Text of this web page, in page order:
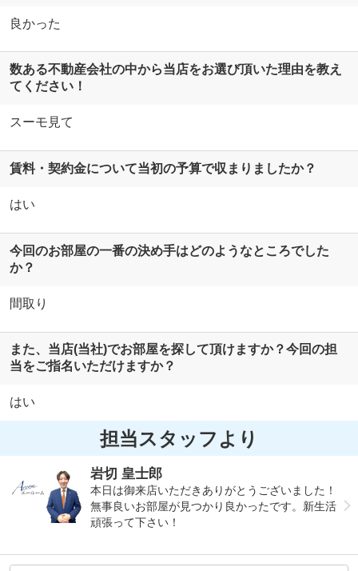
良かった
数ある不動産会社の中から当店をお選び頂いた理由を教え
てください！
スーモ見て
賃料・契約金について当初の予算で収まりましたか？
はい
今回のお部屋の一番の決め手はどのようなところでした
か？
間取り
また、当店(当社)でお部屋を探して頂けますか？今回の担
当をご指名いただけますか？
はい
担当スタッフより
岩切 皇士郎
本日は御来店いただきありがとうございました！
無事良いお部屋が見つかり良かったです。新生活
頑張って下さい！